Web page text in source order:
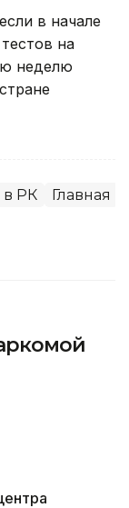
в начале
на
неделю
в РК Главная